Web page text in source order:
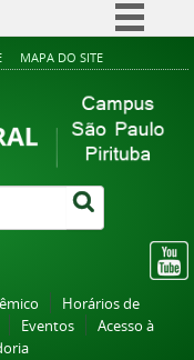
Simplifique!
Participe
à informação
Legislação
Canais
MAPA DO SITE
Horários de
Eventos
Acesso à